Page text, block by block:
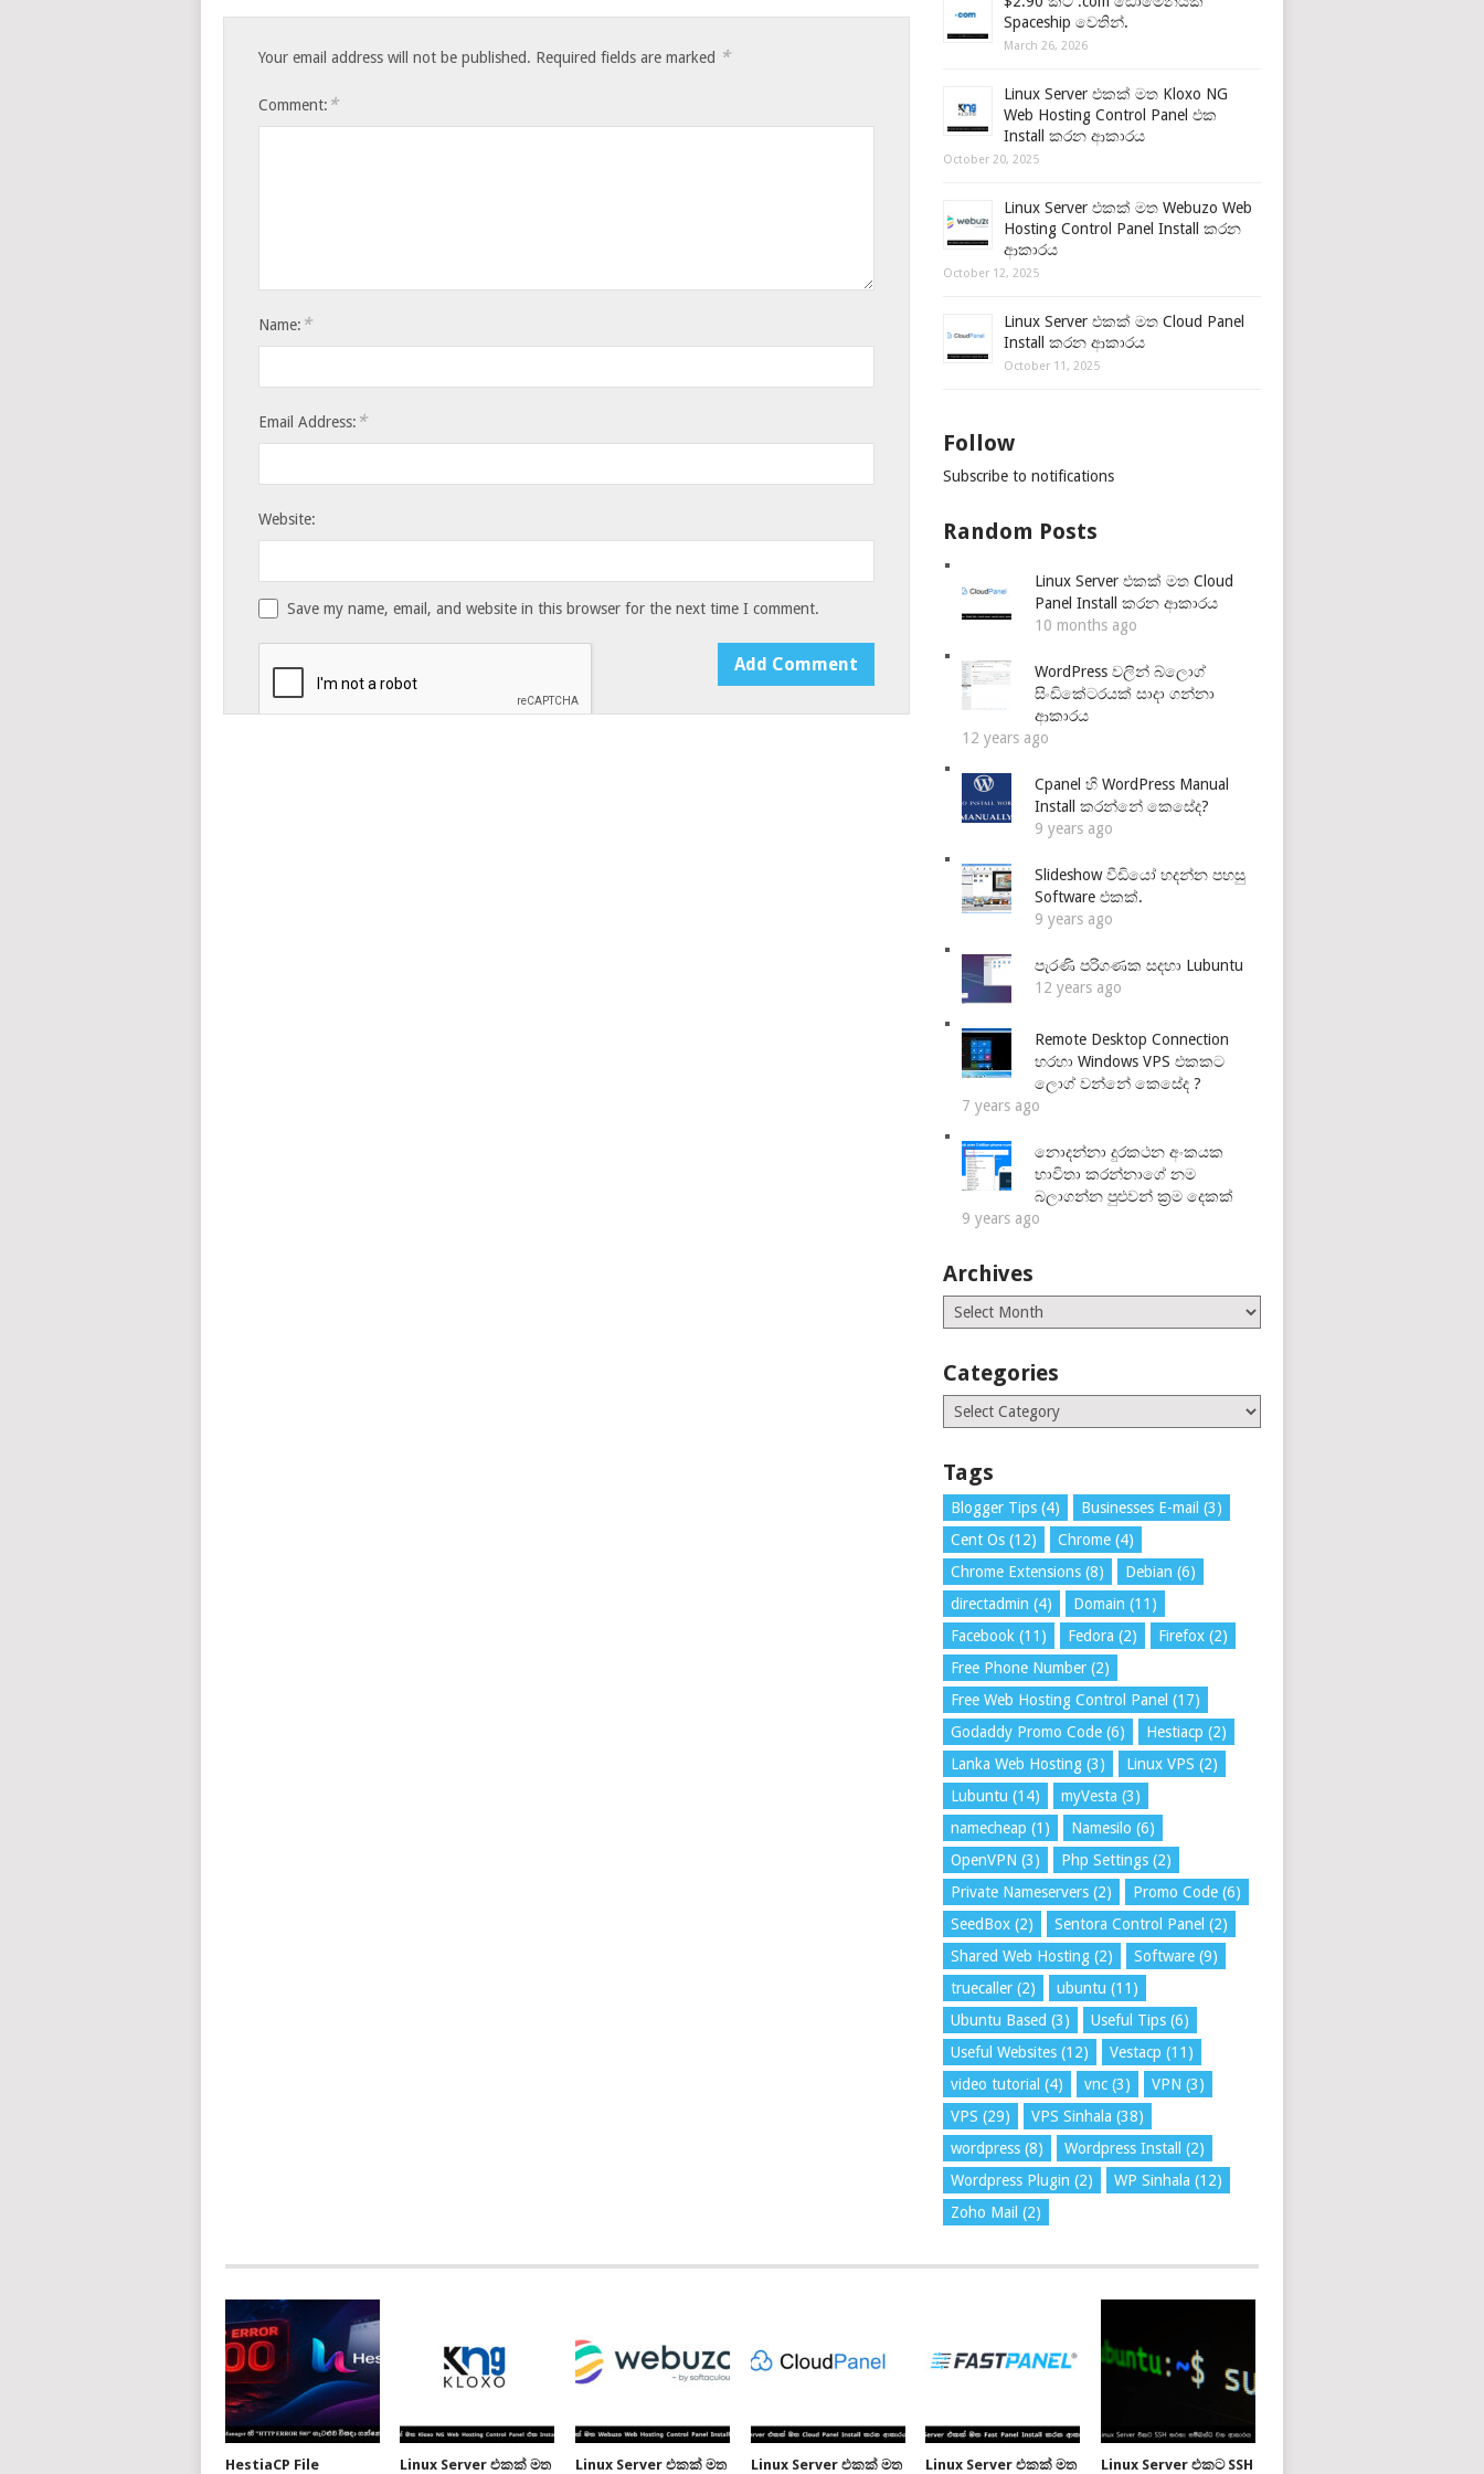
Your email address will not be published. Required fields are marked *
Comment: *
Name: *
Email Address: *
Website:
Save my name, email, and website in this browser for the next time I comment.
Spaceship වෙතින්.
March 26, 2026
Linux Server එකක් මත Kloxo NG
Web Hosting Control Panel එක
Install කරන ආකාරය
October 20, 2025
Linux Server එකක් මත Webuzo Web
Hosting Control Panel Install කරන
ආකාරය
October 12, 2025
Linux Server එකක් මත Cloud Panel
Install කරන ආකාරය
October 11, 2025
Follow
Subscribe to notifications
Random Posts
Linux Server එකක් මත Cloud
Panel Install කරන ආකාරය
10 months ago
WordPress වලින් බ්ලොග්
සිංඩිකේටරයක් සාදා ගන්නා
ආකාරය
12 years ago
Cpanel හි WordPress Manual
Install කරන්නේ කෙසේද?
9 years ago
Slideshow වීඩියෝ හදන්න පහසු
Software එකක්.
9 years ago
පැරණි පරිගණක සදහා Lubuntu
12 years ago
Remote Desktop Connection
හරහා Windows VPS එකකට
ලොග් වන්නේ කෙසේද ?
7 years ago
නොදන්නා දුරකථන අංකයක
භාවිතා කරන්නාගේ නම
බලාගන්න පුළුවන් ක්‍රම දෙකක්
9 years ago
Archives
Archives
Categories
Categories
Tags
Blogger Tips (4) Businesses E-mail (3)
Cent Os (12) Chrome (4)
Chrome Extensions (8) Debian (6)
directadmin (4) Domain (11)
Facebook (11) Fedora (2) Firefox (2)
Free Phone Number (2)
Free Web Hosting Control Panel (17)
Godaddy Promo Code (6) Hestiacp (2)
Lanka Web Hosting (3) Linux VPS (2)
Lubuntu (14) myVesta (3)
namecheap (1) Namesilo (6)
OpenVPN (3) Php Settings (2)
Private Nameservers (2) Promo Code (6)
SeedBox (2) Sentora Control Panel (2)
Shared Web Hosting (2) Software (9)
truecaller (2) ubuntu (11)
Ubuntu Based (3) Useful Tips (6)
Useful Websites (12) Vestacp (11)
video tutorial (4) vnc (3) VPN (3)
VPS (29) VPS Sinhala (38)
wordpress (8) Wordpress Install
(2)
Wordpress Plugin (2) WP Sinhala (12)
Zoho Mail (2)
HestiaCP File Linux Server එකක් මත Linux Server එකක් මත Linux Server එකක් මත Linux Server එකක් මත Linux Server එකට SSH